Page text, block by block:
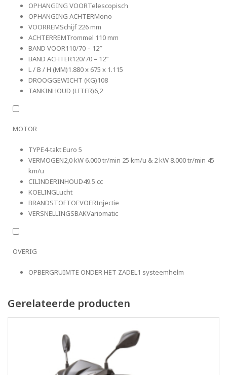
OPHANGING VOORTelescopisch
OPHANGING ACHTERMono
VOORREMSchijf 226 mm
ACHTERREMTrommel 110 mm
BAND VOOR110/70 – 12″
BAND ACHTER120/70 – 12″
L / B / H (MM)1.880 x 675 x 1.115
DROOGGEWICHT (KG)108
TANKINHOUD (LITER)6,2
MOTOR
TYPE4-takt Euro 5
VERMOGEN2,0 kW 6.000 tr/min 25 km/u & 2 kW 8.000 tr/min 45
km/u
CILINDERINHOUD49.5 cc
KOELINGLucht
BRANDSTOFTOEVOERInjectie
VERSNELLINGSBAKVariomatic
OVERIG
OPBERGRUIMTE ONDER HET ZADEL1 systeemhelm
Gerelateerde producten